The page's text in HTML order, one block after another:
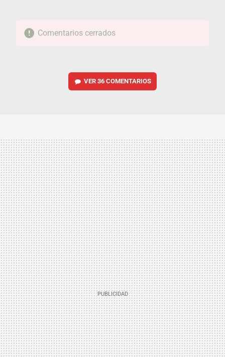
Comentarios cerrados
VER 36 COMENTARIOS